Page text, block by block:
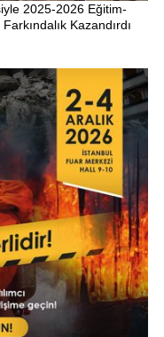
2025-2026 Eğitim-
Kazandırdı